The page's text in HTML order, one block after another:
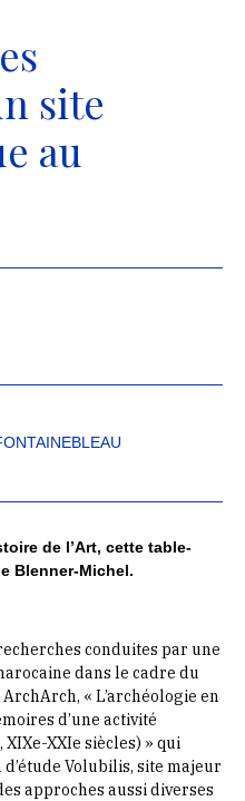
site
au
de l’Art, cette table-
Blenner-Michel.
conduites par une
dans le cadre du
« L’archéologie en
d’une activité
XXIe siècles) » qui
Volubilis, site majeur
approches aussi diverses